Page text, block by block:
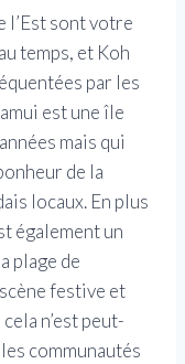
l’Est sont votre
temps, et Koh
par les
est une île
mais qui
de la
locaux. En plus
également un
plage de
festive et
n’est peut-
communautés